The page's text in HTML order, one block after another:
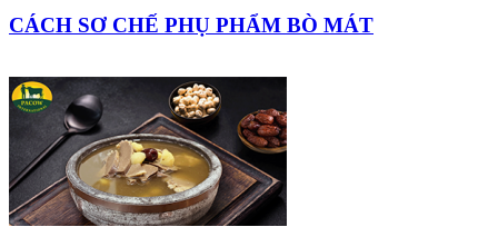
CÁCH SƠ CHẾ PHỤ PHẨM BÒ MÁT